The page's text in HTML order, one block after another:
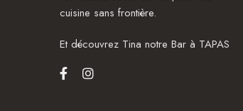
cuisine sans frontière.
Et découvrez Tina notre Bar à TAPAS